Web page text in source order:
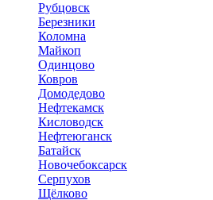
Рубцовск
Березники
Коломна
Майкоп
Одинцово
Ковров
Домодедово
Нефтекамск
Кисловодск
Нефтеюганск
Батайск
Новочебоксарск
Серпухов
Щёлково